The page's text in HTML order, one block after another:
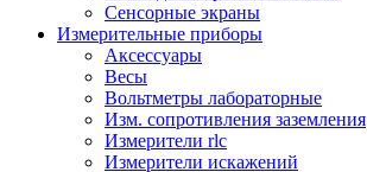
Сенсорные экраны
Измерительные приборы
Аксессуары
Весы
Вольтметры лабораторные
Изм. сопротивления заземления
Измерители rlc
Измерители искажений